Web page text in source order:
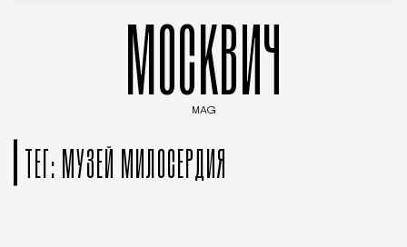
МОСКВИЧ
MAG
ТЕГ: МУЗЕЙ МИЛОСЕРДИЯ